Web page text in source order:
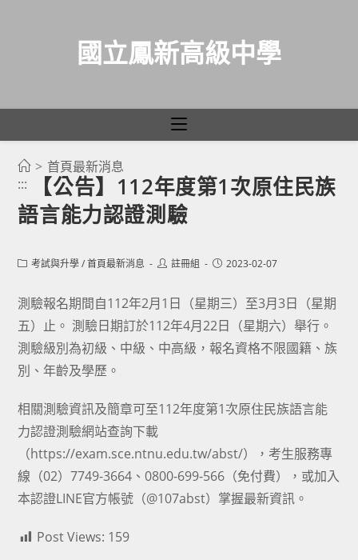
國立鳳新高級中學
> 首頁最新消息
:::
【公告】112年度第1次原住民族
語言能力認證測驗
Post考試與升學 / 首頁最新消息
Post註冊組
Post2023-02-07
測驗報名期間自112年2月1日（星期三）至3月3日（星期
五）止。 測驗日期訂於112年4月22日（星期六）舉行。
測驗級別為初級、中級、中高級，報名資格不限國籍、族
別、年齡及學歷。
相關測驗資訊及簡章可至112年度第1次原住民族語言能
力認證測驗網站查詢下載
（https://exam.sce.ntnu.edu.tw/abst/），考生服務專
線（02）7749-3664、0800-699-566（免付費），或加入
本認證LINE官方帳號（@107abst）掌握最新資訊。
Post Views: 159